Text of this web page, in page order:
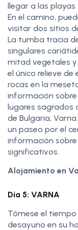
llegar a las playas
En el camino,
visitar dos sitios
La tumba tracia
singulares
mitad vegetales y
el único relieve
rocas en la
información
lugares sagrados
de Bulgaria,
un paseo por el
información
significativos.
Alojamiento en
Día 5: VARNA
Tómese el
desayuno en su